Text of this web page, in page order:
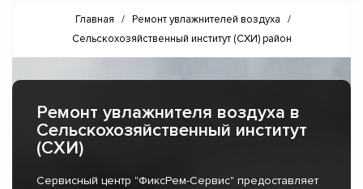
Главная / Ремонт увлажнителей воздуха
/
Сельскохозяйственный институт (СХИ) район
Ремонт увлажнителя воздуха в
Сельскохозяйственный институт
(СХИ)
Сервисный центр "ФиксРем-Сервис" предоставляет